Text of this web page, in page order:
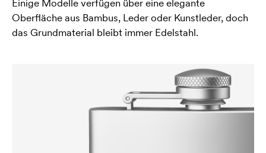
Einige Modelle verfügen über eine elegante
Oberfläche aus Bambus, Leder oder Kunstleder, doch
das Grundmaterial bleibt immer Edelstahl.